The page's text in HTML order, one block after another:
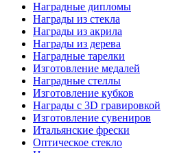
Наградные дипломы
Награды из стекла
Награды из акрила
Награды из дерева
Наградные тарелки
Изготовление медалей
Наградные стеллы
Изготовление кубков
Награды с 3D гравировкой
Изготовление сувениров
Итальянские фрески
Оптическое стекло